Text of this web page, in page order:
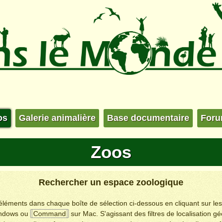
Galerie animalière Base documentaire
Zoos
Rechercher un espace zoologique
dans chaque boîte de sélection ci-dessous en cliquant sur
ou
Command
sur Mac. S'agissant des filtres de localisation